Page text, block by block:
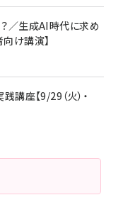
と見る
ブル 240W 結束バン
ン素材採用 iPhone
Pro MacBook
ドナイトブラック)
／生成AI時代に求め
け講演】
座【9/29（火）・